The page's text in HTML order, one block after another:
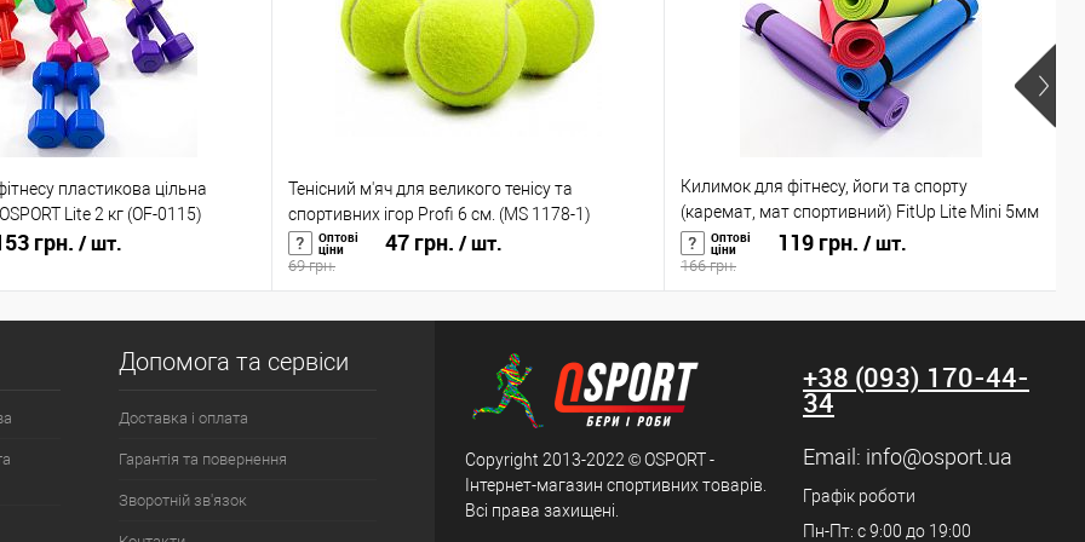
пластикова цільна
Lite 2 кг (OF-0115)
грн. / шт.
Тенісний м'яч для великого тенісу та
спортивних ігор Profi 6 см. (MS 1178-1)
Оптові
ціни 47 грн. / шт.
69 грн.
Килимок для фітнесу, йоги та спорту
(каремат, мат спортивний) FitUp Lite Mini 5мм
(F-00015)
Оптові
ціни 119 грн. / шт.
166 грн.
Допомога та сервіси
Доставка і оплата
Гарантія та повернення
Зворотній зв'язок
Copyright 2013-2022 © OSPORT -
Інтернет-магазин спортивних товарів.
Всі права захищені.
+38 (093) 170-44-
34
Email: info@osport.ua
Графік роботи
Пн-Пт: с 9:00 до 19:00